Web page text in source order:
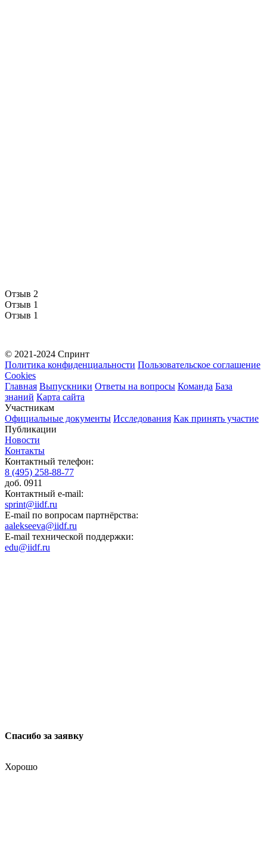
Отзыв 2
Отзыв 1
Отзыв 1
© 2021-2024 Спринт
Политика конфиденциальности Пользовательское соглашение
Cookies
Главная Выпускники Ответы на вопросы Команда База
знаний Карта сайта
Участникам
Официальные документы Исследования Как принять участие
Публикации
Новости
Контакты
Контактный телефон:
8 (495) 258-88-77
доб. 0911
Контактный e-mail:
sprint@iidf.ru
E-mail по вопросам партнёрства:
aalekseeva@iidf.ru
E-mail технической поддержки:
edu@iidf.ru
Спасибо за заявку
Хорошо